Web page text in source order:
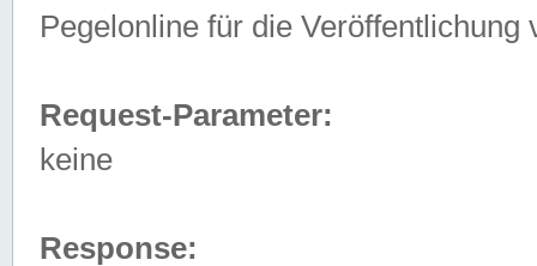
Pegelonline für die Veröffentlichung
Request-Parameter:
keine
Response: